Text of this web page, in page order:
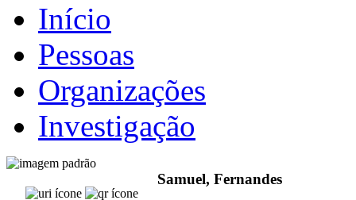
Início
Pessoas
Organizações
Investigação
Samuel, Fernandes